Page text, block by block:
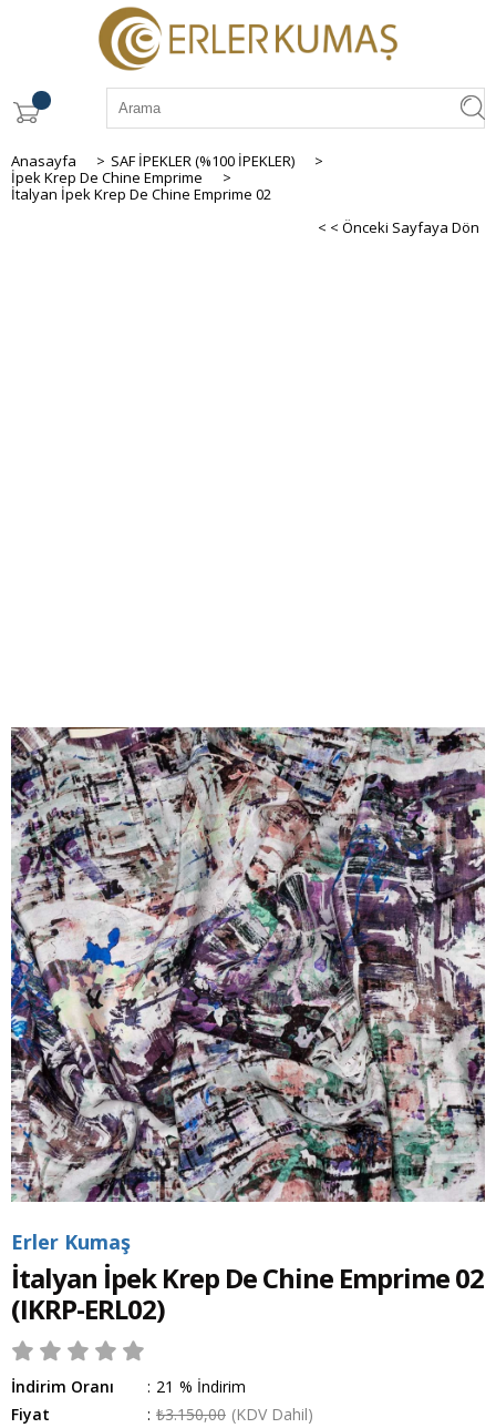
Anasayfa > SAF İPEKLER (%100 İPEKLER)
>
İpek Krep De Chine Emprime
>
İtalyan İpek Krep De Chine Emprime 02
< < Önceki Sayfaya Dön
Erler Kumaş
İtalyan İpek Krep De Chine Emprime 02
(IKRP-ERL02)
İndirim Oranı : %
21
İndirim
Fiyat
: ₺3.150,00 (KDV Dahil)